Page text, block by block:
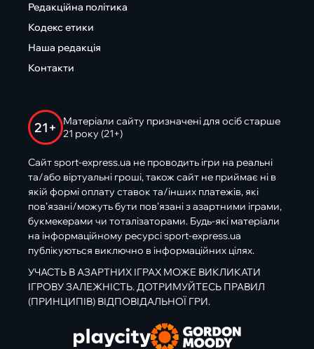
Редакційна політика
Кодекс етики
Наша редакція
Контакти
21+
Матеріали сайту призначені для осіб старше
21 року (21+)
Сайт sport-express.ua не проводить ігри на реальні
та/або віртуальні гроші, також сайт не приймає ні в
якій формі оплату ставок та/інших платежів, які
пов’язані/можуть бути пов’язані з азартними іграми,
букмекерами чи тоталізаторами. Будь-які матеріали
на інформаційному ресурсі sport-express.ua
публікуються виключно в інформаційних цілях.
УЧАСТЬ В АЗАРТНИХ ІГРАХ МОЖЕ ВИКЛИКАТИ
ІГРОВУ ЗАЛЕЖНІСТЬ. ДОТРИМУЙТЕСЬ ПРАВИЛ
(ПРИНЦИПІВ) ВІДПОВІДАЛЬНОЇ ГРИ.